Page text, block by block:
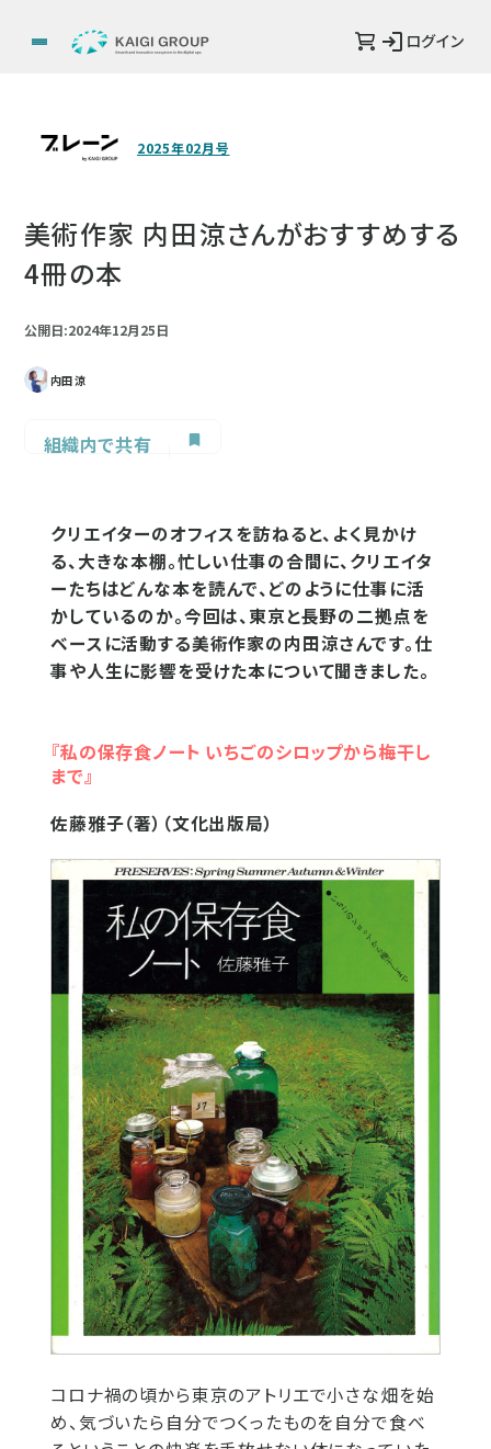
ログイン
2025年02月号
美術作家 内田涼さんがおすすめする
4冊の本
公開日:2024年12月25日
内田 涼
組織内で共有
クリエイターのオフィスを訪ねると、よく見かけ
る、大きな本棚。忙しい仕事の合間に、クリエイタ
ーたちはどんな本を読んで、どのように仕事に活
かしているのか。今回は、東京と長野の二拠点を
ベースに活動する美術作家の内田涼さんです。仕
事や人生に影響を受けた本について聞きました。
『私の保存食ノート いちごのシロップから梅干し
まで』
佐藤雅子（著）（文化出版局）
コロナ禍の頃から東京のアトリエで小さな畑を始
め、気づいたら自分でつくったものを自分で食べ